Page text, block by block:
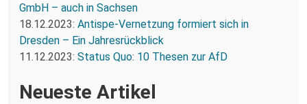
GmbH – auch in Sachsen
18.12.2023: Antispe-Vernetzung formiert sich in
Dresden – Ein Jahresrückblick
11.12.2023: Status Quo: 10 Thesen zur AfD
Neueste Artikel